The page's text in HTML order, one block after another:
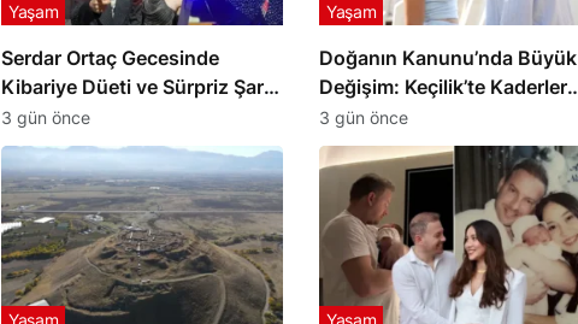
Serdar Ortaç Gecesinde
Kibariye Düeti ve Sürpriz Şarkı
Rüzgarı
Yaşam
3 gün önce
Doğanın Kanunu’nda Büyük
Değişim: Keçilik’te Kaderler
Değişiyor
Yaşam
3 gün önce
Yaşam Yaşam